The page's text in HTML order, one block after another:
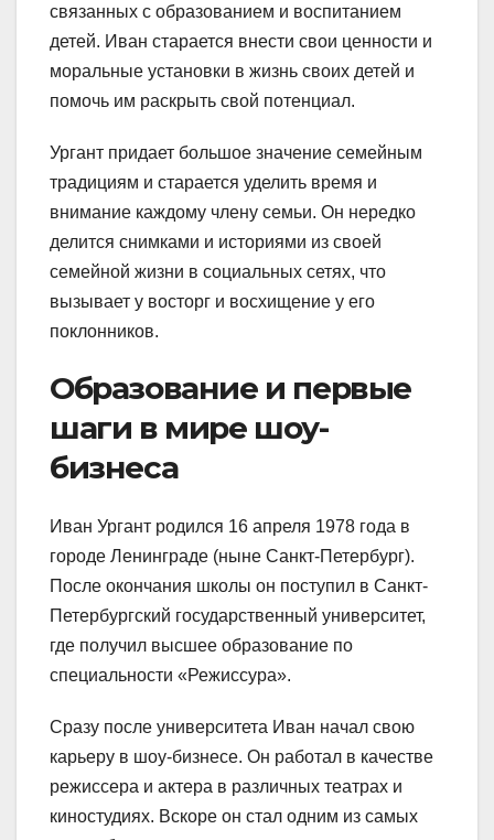
связанных с образованием и воспитанием
детей. Иван старается внести свои ценности и
моральные установки в жизнь своих детей и
помочь им раскрыть свой потенциал.
Ургант придает большое значение семейным
традициям и старается уделить время и
внимание каждому члену семьи. Он нередко
делится снимками и историями из своей
семейной жизни в социальных сетях, что
вызывает у восторг и восхищение у его
поклонников.
Образование и первые
шаги в мире шоу-
бизнеса
Иван Ургант родился 16 апреля 1978 года в
городе Ленинграде (ныне Санкт-Петербург).
После окончания школы он поступил в Санкт-
Петербургский государственный университет,
где получил высшее образование по
специальности «Режиссура».
Сразу после университета Иван начал свою
карьеру в шоу-бизнесе. Он работал в качестве
режиссера и актера в различных театрах и
киностудиях. Вскоре он стал одним из самых